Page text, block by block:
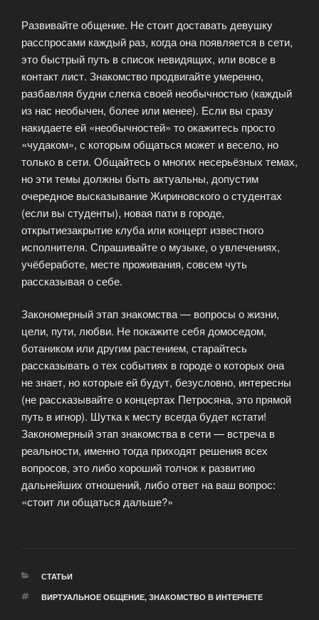
Развивайте общение. Не стоит доставать девушку
расспросами каждый раз, когда она появляется в сети,
это быстрый путь в список невидящих, или вовсе в
контакт лист. Знакомство продвигайте умеренно,
разбавляя будни слегка своей необычностью (каждый
из нас необычен, более или менее). Если вы сразу
накидаете ей «необычностей» то окажитесь просто
«чудаком», с которым общаться может и весело, но
только в сети. Общайтесь о многих несерьёзных темах,
но эти темы должны быть актуальны, допустим
очередное высказывание Жириновского о студентах
(если вы студенты), новая пати в городе,
открытиезакрытие клуба или концерт известного
исполнителя. Спрашивайте о музыке, о увлечениях,
учёбеработе, месте проживания, совсем чуть
рассказывая о себе.
Закономерный этап знакомства — вопросы о жизни,
цели, пути, любви. Не покажите себя домоседом,
ботаником или другим растением, старайтесь
рассказывать о тех событиях в городе о которых она
не знает, но которые ей будут, безусловно, интересны
(не рассказывайте о концертах Петросяна, это прямой
путь в игнор). Шутка к месту всегда будет кстати!
Закономерный этап знакомства в сети — встреча в
реальности, именно тогда приходят решения всех
вопросов, это либо хороший толчок к развитию
дальнейших отношений, либо ответ на ваш вопрос:
«стоит ли общаться дальше?»
РУБРИКИ
СТАТЬИ
МЕТКИ
ВИРТУАЛЬНОЕ ОБЩЕНИЕ, ЗНАКОМСТВО В ИНТЕРНЕТЕ